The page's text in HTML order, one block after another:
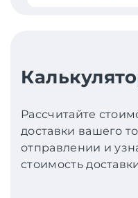
Рассчитайте
доставки вашего
отправлении и
стоимость